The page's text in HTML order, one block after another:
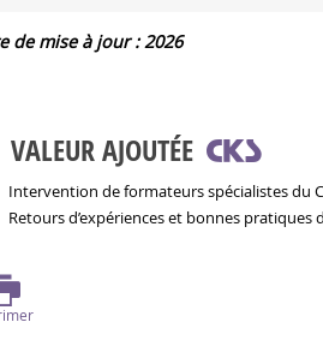
de mise à jour : 2026
VALEUR AJOUTÉE
Intervention de formateurs spécialistes du
Retours d’expériences et bonnes